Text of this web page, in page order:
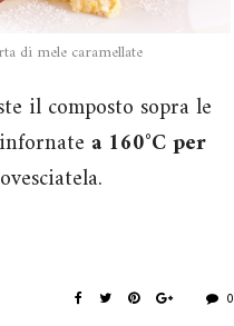
di mele caramellate
il composto sopra le
a 160°C per
0